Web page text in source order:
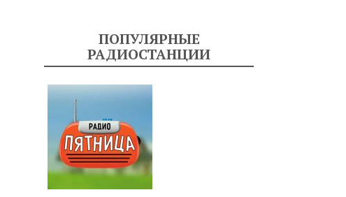
ПОПУЛЯРНЫЕ
РАДИОСТАНЦИИ